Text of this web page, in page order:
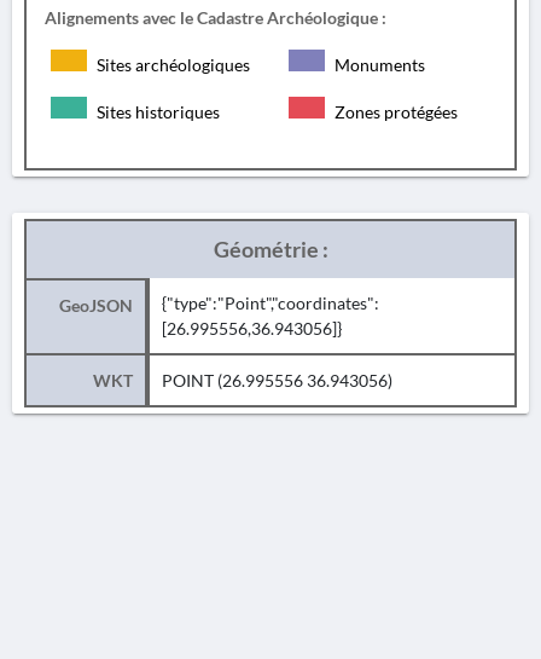
Alignements avec le Cadastre Archéologique :
Sites archéologiques Monuments
Sites historiques Zones protégées
Géométrie :
GeoJSON
{"type":"Point","coordinates":
[26.995556,36.943056]}
WKT POINT (26.995556 36.943056)